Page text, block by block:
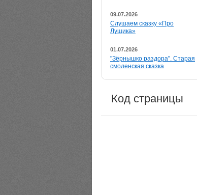
09.07.2026
Слушаем сказку «Про
Лущика»
01.07.2026
"Зёрнышко раздора". Старая
смоленская сказка
Код страницы